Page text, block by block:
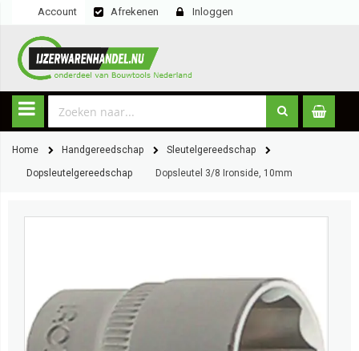
Account Afrekenen Inloggen
Home Handgereedschap Sleutelgereedschap
Dopsleutelgereedschap Dopsleutel 3/8 Ironside, 10mm